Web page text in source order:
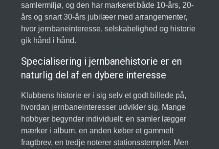
samlermiljø, og den har markeret både 10-års, 20-
års og snart 30-års jubilæer med arrangementer,
hvor jernbaneinteresse, selskabelighed og historie
gik hånd i hånd.
Specialisering i jernbanehistorie er en
naturlig del af en dybere interesse
Klubbens historie er i sig selv et godt billede på,
hvordan jernbaneinteresser udvikler sig. Mange
hobbyer begynder individuelt: en samler lægger
mærker i album, en anden køber et gammelt
fragtbrev, en tredje noterer stationsstempler. Men